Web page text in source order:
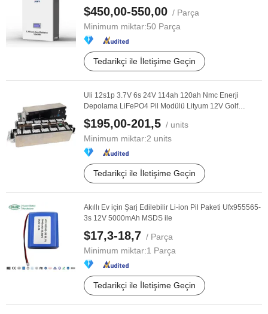
$450,00-550,00 / Parça
Minimum miktar:50 Parça
Tedarikçi ile İletişime Geçin
Uli 12s1p 3.7V 6s 24V 114ah 120ah Nmc Enerji
Depolama LiFePO4 Pil Modülü Lityum 12V Golf
Arabaları ...
$195,00-201,5 / units
Minimum miktar:2 units
Tedarikçi ile İletişime Geçin
Akıllı Ev için Şarj Edilebilir Li-ion Pil Paketi Ufx955565-
3s 12V 5000mAh MSDS ile
$17,3-18,7 / Parça
Minimum miktar:1 Parça
Tedarikçi ile İletişime Geçin